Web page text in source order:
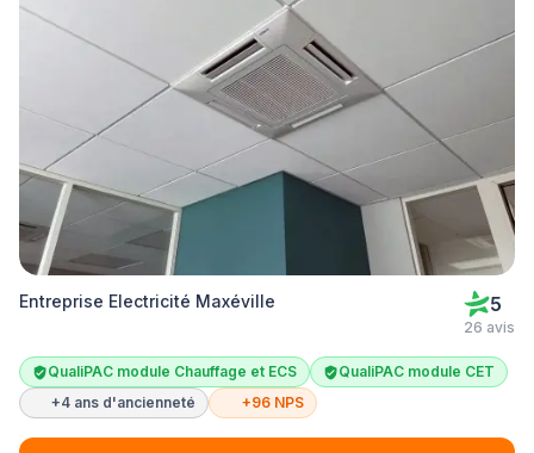
Entreprise Electricité Maxéville 5
26 avis
QualiPAC module Chauffage et ECS
QualiPAC module CET
+4 ans d'ancienneté
+96 NPS